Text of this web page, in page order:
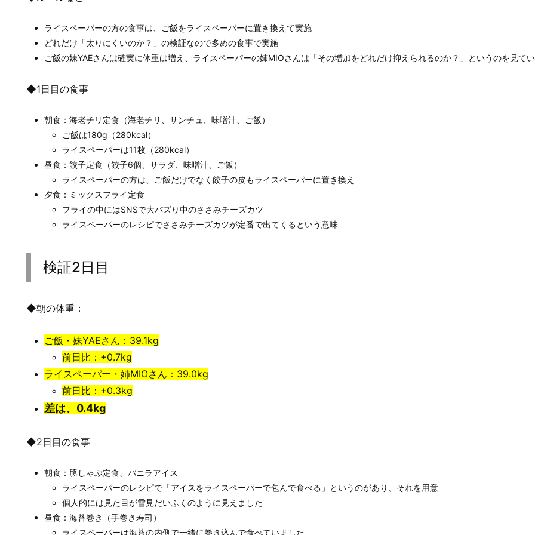
ライスペーパーの方の食事は、ご飯をライスペーパーに置き換えて実施
どれだけ「太りにくいのか？」の検証なので多めの食事で実施
ご飯の妹YAEさんは確実に体重は増え、ライスペーパーの姉MIOさんは「その増加をどれだけ抑えられるのか？」というのを見て
◆1日目の食事
朝食：海老チリ定食（海老チリ、サンチュ、味噌汁、ご飯）
ご飯は180g（280kcal）
ライスペーパーは11枚（280kcal）
昼食：餃子定食（餃子6個、サラダ、味噌汁、ご飯）
ライスペーパーの方は、ご飯だけでなく餃子の皮もライスペーパーに置き換え
夕食：ミックスフライ定食
フライの中にはSNSで大バズり中のささみチーズカツ
ライスペーパーのレシピでささみチーズカツが定番で出てくるという意味
検証2日目
◆朝の体重：
ご飯・妹YAEさん： 39.1kg
前日比：+0.7kg
ライスペーパー・姉MIOさん： 39.0kg
前日比：+0.3kg
差は、0.4kg
◆2日目の食事
朝食：豚しゃぶ定食、バニラアイス
ライスペーパーのレシピで「アイスをライスペーパーで包んで食べる」というのがあり、それを用意
個人的には見た目が雪見だいふくのように見えました
昼食：海苔巻き（手巻き寿司）
ライスペーパーは海苔の内側で一緒に巻き込んで食べていました